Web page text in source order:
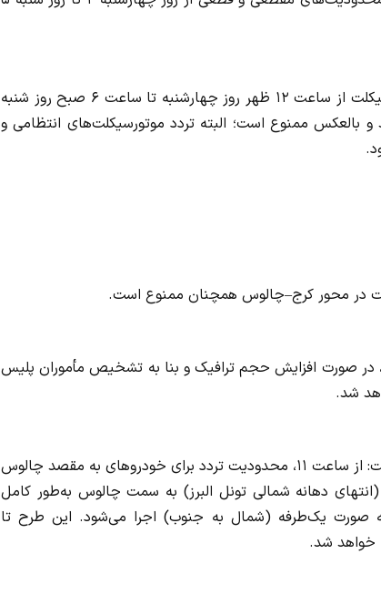
وی با اشاره به ممنوعیت تردد موتورسیکلت‌ها، افزود: تردد انواع موتورسیکلت از ساعت ۱۲ ظهر روز چهارشنبه تا ساعت ۶ صبح روز شنبه
بالعکس ممنوع است؛ البته تردد موتورسیکلت‌های انتظامی و
در محور کرج–چالوس همچنان ممنوع است.
پنجشنبه و شنبه (۲، ۳ و ۵ اردیبهشت‌)، در صورت افزایش حجم ترافیک و بنا به تشخیص مأموران پلیس
شد.
سردار کرمی اسد درباره محدودیت قطعی روز جمعه ۴ اردیبهشت نیز گفت: از ساعت ۱۱، محدودیت تردد برای خودروهای به مقصد چالوس
از ساعت ۱۲، ابتدای پل زنگوله (انتهای دهانه شمالی تونل البرز) به سمت چالوس به‌طور کامل
به سمت تهران به‌ صورت یک‌طرفه (شمال به جنوب) اجرا می‌شود. این طرح تا